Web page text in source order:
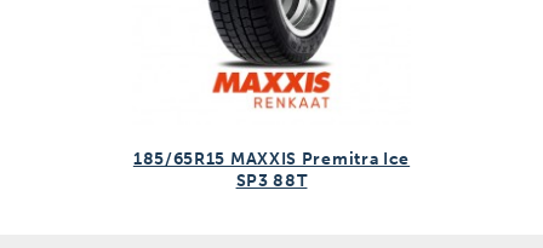
185/65R15 MAXXIS Premitra Ice
SP3 88T